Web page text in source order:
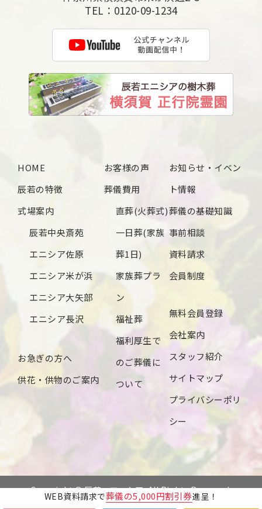
WEB資料請求で葬儀の5,000円割引券進呈！
2025年1月
2024年12月
2024年4月
2024年3月
2024年1月
2023年12月
2023年8月
2023年7月
TEL： 0120-09-1234
HOME
辰若の特徴
式場案内
辰若中央斎苑
エニシア佐原
エニシア米が浜
エニシア大矢部
エニシア長沢
お急ぎの方へ
供花・供物のご案内
お客様の声
葬儀費用
直葬(火葬式)
一日葬(家族
葬1日)
家族葬プラ
ン
福祉葬
福利厚生で
のご葬儀に
ついて
お知らせ・イベン
ト情報
葬儀の基礎知識
事前相談
資料請求
会員制度
無料会員登録
会社案内
スタッフ紹介
サイトマップ
プライバシーポリ
シー
Copyright © 辰若・エニシア. All Rights Reserved.